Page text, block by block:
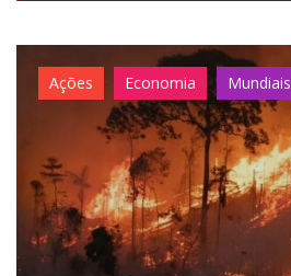
Ações Economia Mundiais